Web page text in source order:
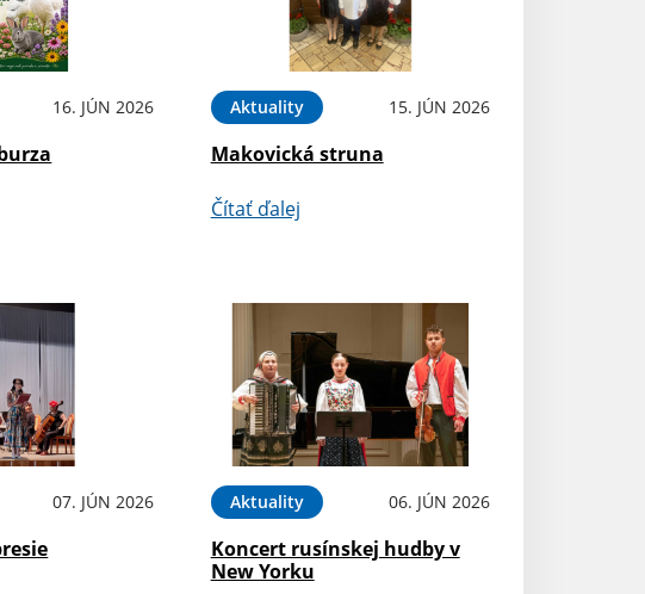
16. JÚN 2026 Aktuality 15. JÚN 2026
Makovická struna
Čítať ďalej
07. JÚN 2026 Aktuality 06. JÚN 2026
Koncert rusínskej hudby v
New Yorku